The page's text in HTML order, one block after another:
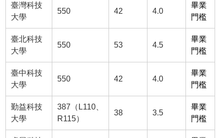
臺灣科技
大學
550 42 4.0
畢業
門檻
臺北科技
大學
550 53 4.5
畢業
門檻
臺中科技
大學
550 42 4.0
畢業
門檻
勤益科技
大學
387（L110、
R115）
38 3.5
畢業
門檻